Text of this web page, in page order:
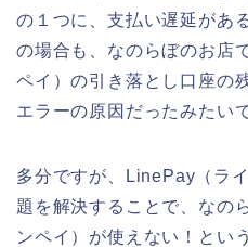
の１つに、支払い遅延があ
の場合も、なのらぼのお店
ペイ）の引き落とし口座の
エラーの原因だったみたい
多分ですが、LinePay（ラ
題を解決することで、なの
ンペイ）が使えない！とい